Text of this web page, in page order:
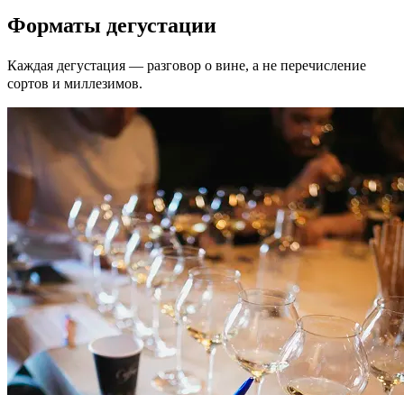
Форматы дегустации
Каждая дегустация — разговор о вине, а не перечисление
сортов и миллезимов.